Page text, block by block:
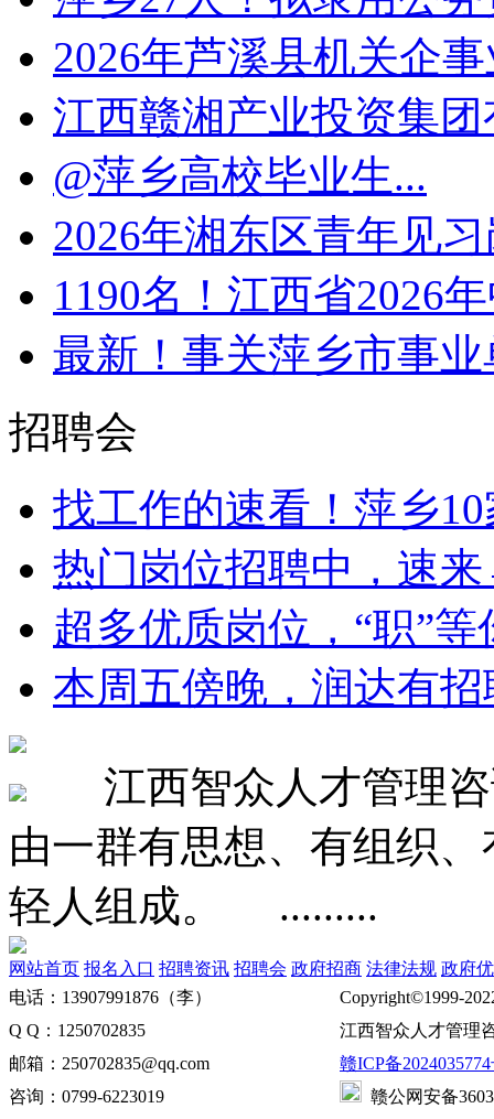
2026年芦溪县机关企
江西赣湘产业投资集团
@萍乡高校毕业生...
2026年湘东区青年见
1190名！江西省2026
最新！事关萍乡市事
招聘会
找工作的速看！萍乡
热门岗位招聘中，速
超多优质岗位，“职”等
本周五傍晚，润达有
江西智众人才管理咨
由一群有思想、有组织
轻人组成。 .........
网站首页 报名入口 招聘资讯 招聘会 政府招商 法律法规 政府
电话：13907991876（李）
Q Q：1250702835
邮箱：250702835@qq.com
咨询：0799-6223019
Copyright©1999-
江西智众人才管理
赣ICP备
赣公网安备